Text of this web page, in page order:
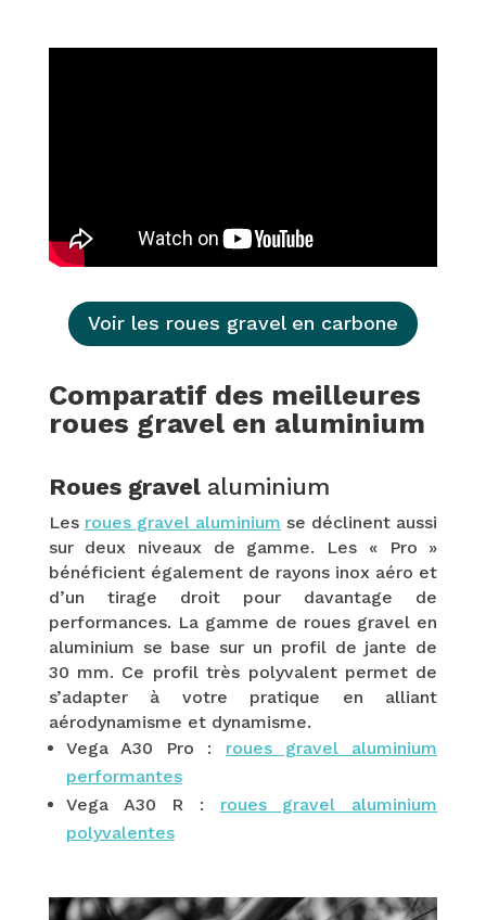
Voir les roues gravel en carbone
Comparatif des meilleures
roues gravel en aluminium
Roues gravel aluminium
Les roues gravel aluminium se déclinent aussi
sur deux niveaux de gamme. Les « Pro »
bénéficient également de rayons inox aéro et
d’un tirage droit pour davantage de
performances. La gamme de roues gravel en
aluminium se base sur un profil de jante de
30 mm. Ce profil très polyvalent permet de
s’adapter à votre pratique en alliant
aérodynamisme et dynamisme.
Vega A30 Pro : roues gravel aluminium
performantes
Vega A30 R : roues gravel aluminium
polyvalentes